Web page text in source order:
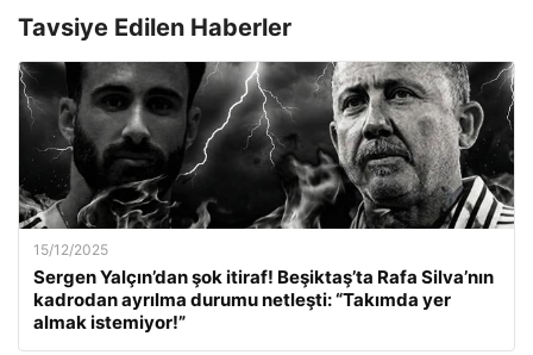
Tavsiye Edilen Haberler
15/12/2025
Sergen Yalçın’dan şok itiraf! Beşiktaş’ta Rafa Silva’nın
kadrodan ayrılma durumu netleşti: “Takımda yer
almak istemiyor!”